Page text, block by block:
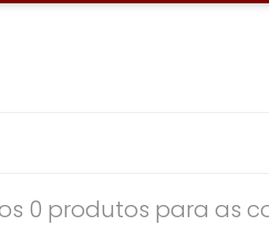
0 produtos para as